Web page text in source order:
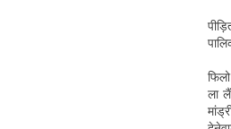
ला